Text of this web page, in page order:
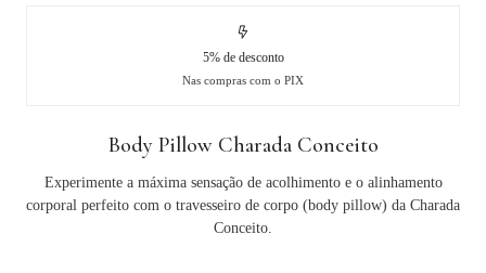
5% de desconto
Nas compras com o PIX
Body Pillow Charada Conceito
Experimente a máxima sensação de acolhimento e o alinhamento
corporal perfeito com o travesseiro de corpo (body pillow) da Charada
Conceito.